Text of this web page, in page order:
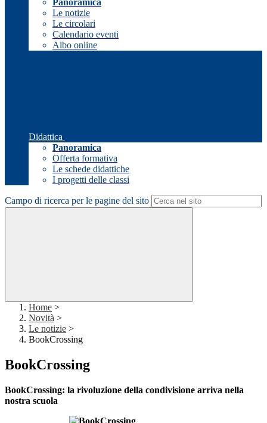
Panoramica
Le notizie
Le circolari
Calendario eventi
Albo online
Didattica
Panoramica
Offerta formativa
Le schede didattiche
I progetti delle classi
Campo di ricerca per le pagine del sito
Home >
Novità >
Le notizie >
BookCrossing
BookCrossing
BookCrossing: la rivoluzione della condivisione arriva nella
nostra scuola